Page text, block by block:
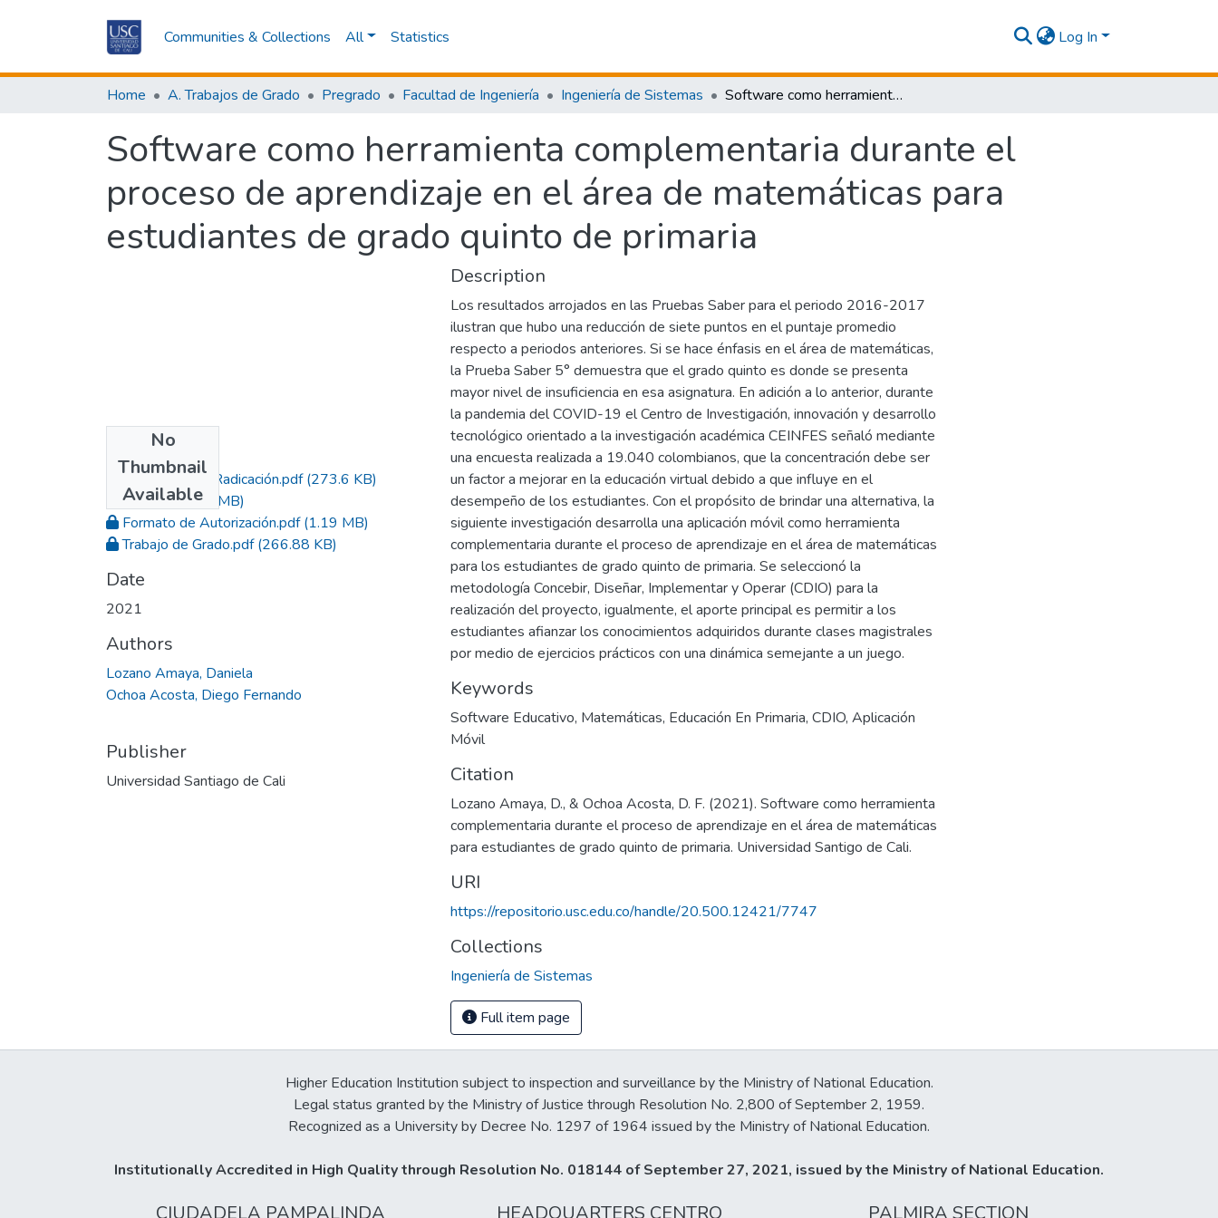
Communities & Collections All Statistics Log In
Home A. Trabajos de Grado Pregrado Facultad de Ingeniería Ingeniería de Sistemas Software como herramienta complementaria durante el proceso de aprendizaje en el área de matemáticas para estudiantes de grado quinto de primaria
Software como herramienta complementaria durante el
proceso de aprendizaje en el área de matemáticas para
estudiantes de grado quinto de primaria
No
Thumbnail
Available
Constancia de Radicación.pdf(273.6 KB)
Acta.pdf(1.49 MB)
Formato de Autorización.pdf(1.19 MB)
Trabajo de Grado.pdf(266.88 KB)
Date
2021
Authors
Lozano Amaya, Daniela
Ochoa Асosta, Diego Fernando
Publisher
Universidad Santiago de Cali
Description
Los resultados arrojados en las Pruebas Saber para el periodo 2016-2017
ilustran que hubo una reducción de siete puntos en el puntaje promedio
respecto a periodos anteriores. Si se hace énfasis en el área de matemáticas,
la Prueba Saber 5° demuestra que el grado quinto es donde se presenta
mayor nivel de insuficiencia en esa asignatura. En adición a lo anterior, durante
la pandemia del COVID-19 el Centro de Investigación, innovación y desarrollo
tecnológico orientado a la investigación académica CEINFES señaló mediante
una encuesta realizada a 19.040 colombianos, que la concentración debe ser
un factor a mejorar en la educación virtual debido a que influye en el
desempeño de los estudiantes. Con el propósito de brindar una alternativa, la
siguiente investigación desarrolla una aplicación móvil como herramienta
complementaria durante el proceso de aprendizaje en el área de matemáticas
para los estudiantes de grado quinto de primaria. Se seleccionó la
metodología Concebir, Diseñar, Implementar y Operar (CDIO) para la
realización del proyecto, igualmente, el aporte principal es permitir a los
estudiantes afianzar los conocimientos adquiridos durante clases magistrales
por medio de ejercicios prácticos con una dinámica semejante a un juego.
Keywords
Software Educativo, Matemáticas, Educación En Primaria, CDIO, Aplicación
Móvil
Citation
Lozano Amaya, D., & Ochoa Асosta, D. F. (2021). Software como herramienta
complementaria durante el proceso de aprendizaje en el área de matemáticas
para estudiantes de grado quinto de primaria. Universidad Santigo de Cali.
URI
https://repositorio.usc.edu.co/handle/20.500.12421/7747
Collections
Ingeniería de Sistemas
Full item page
Higher Education Institution subject to inspection and surveillance by the Ministry of National Education.
Legal status granted by the Ministry of Justice through Resolution No. 2,800 of September 2, 1959.
Recognized as a University by Decree No. 1297 of 1964 issued by the Ministry of National Education.
Institutionally Accredited in High Quality through Resolution No. 018144 of September 27, 2021, issued by the Ministry of National Education.
CIUDADELA PAMPALINDA HEADQUARTERS CENTRO PALMIRA SECTION